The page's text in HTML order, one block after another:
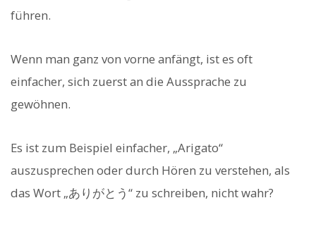
führen.
Wenn man ganz von vorne anfängt, ist es oft
einfacher, sich zuerst an die Aussprache zu
gewöhnen.
Es ist zum Beispiel einfacher, „Arigato“
auszusprechen oder durch Hören zu verstehen, als
das Wort „ありがとう“ zu schreiben, nicht wahr?